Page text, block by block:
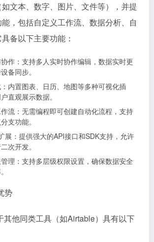
文本、数字、图片、文件等），并提
，包括自定义工作流、数据分析、自
备以下主要功能：
作：支持多人实时协作编辑，数据实时更
备同步。
内置图表、日历、地图等多种可视化插
直观展示数据。
流：无需编程即可创建自动化流程，支持
支功能。
展：提供强大的API接口和SDK支持，允许
次开发。
理：支持多层级权限设置，确保数据安全
势
其他同类工具（如Airtable）具有以下